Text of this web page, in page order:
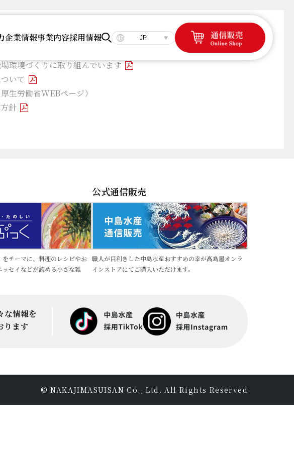
企業情報事業内容採用情報 JP
環境づくりに取り組んでいます
いて
生労働省WEBページ）
針
をテーマに、料理のレシピやお
セイなどが読める小さな雑
公式通信販売
職人が目利きした中島水産おすすめの幸が高島屋オンラ
インストアにてご購入いただけます。
な情報を
ります
© NAKAJIMASUISAN Co., Ltd. All Rights Reserved